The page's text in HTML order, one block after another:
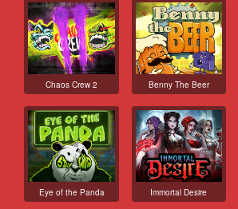
Chaos Crew 2 Benny The Beer
Eye of the Panda Immortal Desire